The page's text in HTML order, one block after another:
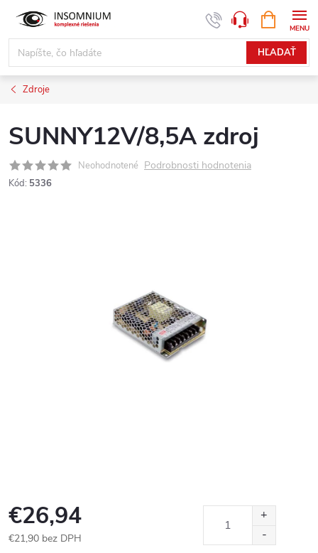
obsah
HĽADAŤ
KOŠÍK
Zdroje
SUNNY12V/8,5A zdroj
Neohodnotené Podrobnosti hodnotenia
Kód: 5336
€26,94
€21,90 bez DPH
www.insomnium.sk - Chat